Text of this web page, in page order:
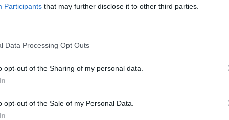
Participants that may further disclose it to other third parties.
Data Processing Opt Outs
opt-out of the Sharing of my personal data.
opt-out of the Sale of my Personal Data.
proyecto y que está pendiente de
fraccionamiento de los envases por parte
las dosis prescritas por el médico. En este
que el buen desarrollo del proyecto
esta tarea sin ocasionar un perjuicio sobre
que la manipulación de los envases
farmacias que jamás puede ir en
sanitario que ofrecen».